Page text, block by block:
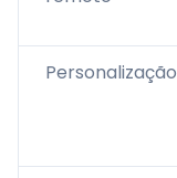
Personalização